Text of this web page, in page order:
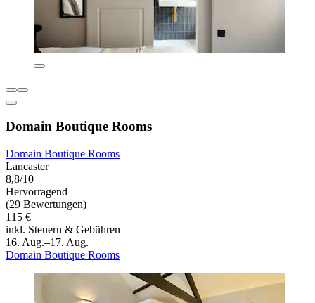
Domain Boutique Rooms
Domain Boutique Rooms
Lancaster
8,8/10
Hervorragend
(29 Bewertungen)
115 €
inkl. Steuern & Gebühren
16. Aug.–17. Aug.
Domain Boutique Rooms